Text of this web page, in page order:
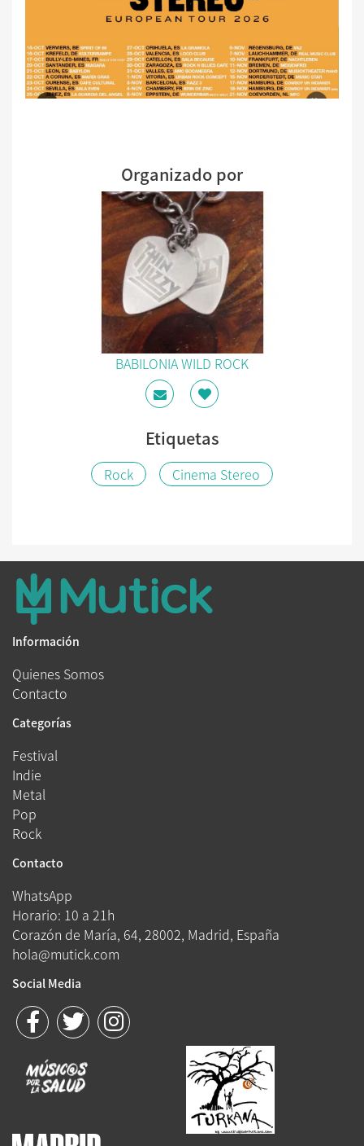
Organizado por
BABILONIA WILD ROCK
Etiquetas
Rock Cinema Stereo
Información
Quienes Somos
Contacto
Categorías
Festival
Indie
Metal
Pop
Rock
Contacto
WhatsApp
Horario: 10 a 21h
Corazón de María, 64, 28002, Madrid, España
hola@mutick.com
Social Media